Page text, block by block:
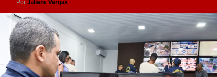
Por Juliana Vargas